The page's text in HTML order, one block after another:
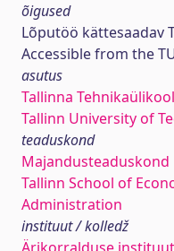
õigused
Lõputöö kättesaadav
Accessible from the
asutus
Tallinna Tehnikaülikool
Tallinn University of
teaduskond
Majandusteaduskond
Tallinn School of
Administration
instituut / kolledž